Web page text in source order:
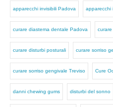
apparecchi invisibili Padova apparecchi
curare diastema dentale Padova
curare disturbi posturali curare sorriso
curare sorriso gengivale Treviso Cure
danni chewing gums disturbi del sonno